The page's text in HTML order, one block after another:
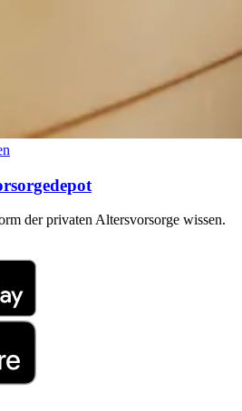
der privaten Altersvorsorge wissen.